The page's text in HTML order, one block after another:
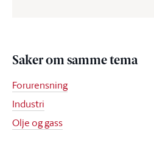
Saker om samme tema
Forurensning
Industri
Olje og gass